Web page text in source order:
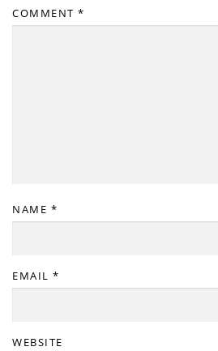
COMMENT *
NAME *
EMAIL *
WEBSITE